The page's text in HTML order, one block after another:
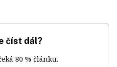
číst dál?
80 % článku.